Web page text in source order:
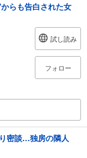
らも告白された女
試し読み
フォロー
密談…独房の隣人